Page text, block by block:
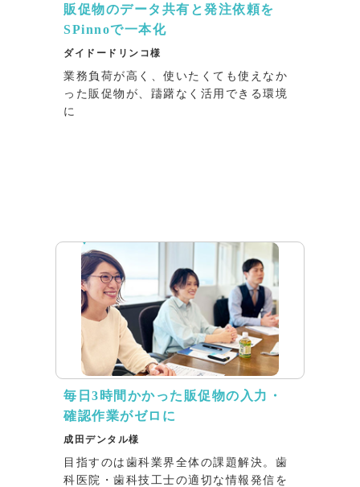
販促物のデータ共有と発注依頼を
SPinnoで一本化
ダイドードリンコ様
業務負荷が高く、使いたくても使えなか
った販促物が、躊躇なく活用できる環境
に
毎日3時間かかった販促物の入力・
確認作業がゼロに
成田デンタル様
目指すのは歯科業界全体の課題解決。歯
科医院・歯科技工士の適切な情報発信を